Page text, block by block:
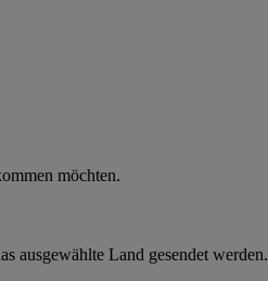
möchten.
ausgewählte Land gesendet werden.